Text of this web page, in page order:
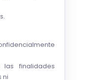
finalidades
ni